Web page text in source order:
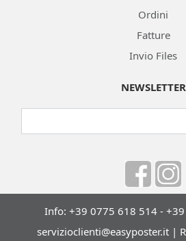
Ordini
Fatture
Invio Files
NEWSLETTER
Info: +39 0775 618 514 -
servizioclienti@easyposter.it|